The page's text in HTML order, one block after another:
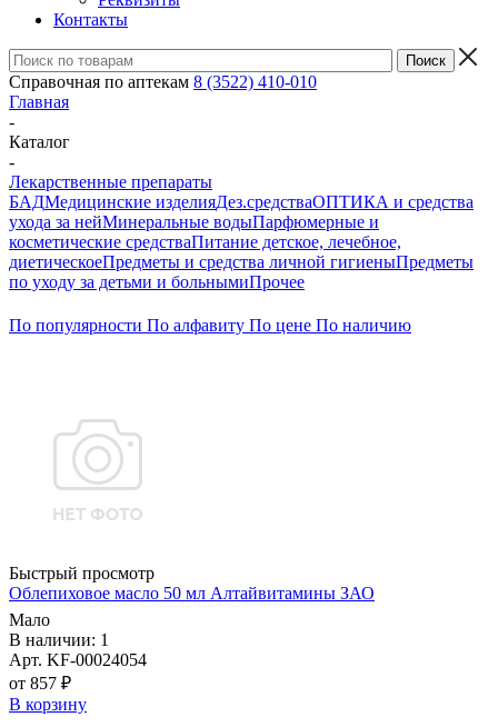
Контакты
Справочная по аптекам 8 (3522) 410-010
Главная
-
Каталог
-
Лекарственные препараты
БАДМедицинские изделияДез.средстваОПТИКА и средства
ухода за нейМинеральные водыПарфюмерные и
косметические средстваПитание детское, лечебное,
диетическоеПредметы и средства личной гигиеныПредметы
по уходу за детьми и больнымиПрочее
По популярности По алфавиту По цене По наличию
Быстрый просмотр
Облепиховое масло 50 мл Алтайвитамины ЗАО
Мало
В наличии: 1
Арт. KF-00024054
от 857 ₽
В корзину